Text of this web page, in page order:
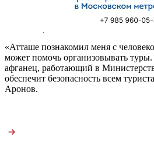
«Атташе познакомил меня с
может помочь организовывать
афганец, работающий в
обеспечит безопасность всем
Аронов.